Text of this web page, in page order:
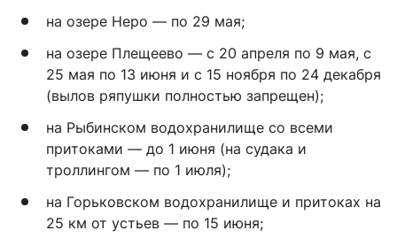
на озере Неро — по 29 мая;
на озере Плещеево — с 20 апреля по 9 мая, с
25 мая по 13 июня и с 15 ноября по 24 декабря
(вылов ряпушки полностью запрещен);
на Рыбинском водохранилище со всеми
притоками — до 1 июня (на судака и
троллингом — по 1 июля);
на Горьковском водохранилище и притоках на
25 км от устьев — по 15 июня;